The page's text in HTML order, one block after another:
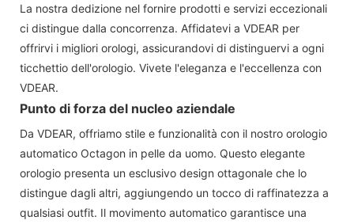
La nostra dedizione nel fornire prodotti e servizi eccezionali
ci distingue dalla concorrenza. Affidatevi a VDEAR per
offrirvi i migliori orologi, assicurandovi di distinguervi a ogni
ticchettio dell'orologio. Vivete l'eleganza e l'eccellenza con
VDEAR.
Punto di forza del nucleo aziendale
Da VDEAR, offriamo stile e funzionalità con il nostro orologio
automatico Octagon in pelle da uomo. Questo elegante
orologio presenta un esclusivo design ottagonale che lo
distingue dagli altri, aggiungendo un tocco di raffinatezza a
qualsiasi outfit. Il movimento automatico garantisce una